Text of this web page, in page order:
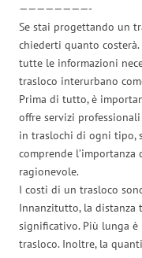
————————-
Se stai progettando un
chiederti quanto
tutte le informazioni
trasloco interurbano
Prima di tutto, è
offre servizi professionali
in traslochi di ogni tipo,
comprende
ragionevole.
I costi di un trasloco
Innanzitutto, la distanza
significativo. Più lunga
trasloco. Inoltre, la